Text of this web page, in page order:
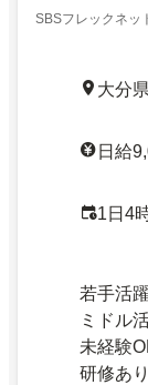
SBSフレックネッ
大分
日給
1日4
若手活
ミドル
未経験
研修あり